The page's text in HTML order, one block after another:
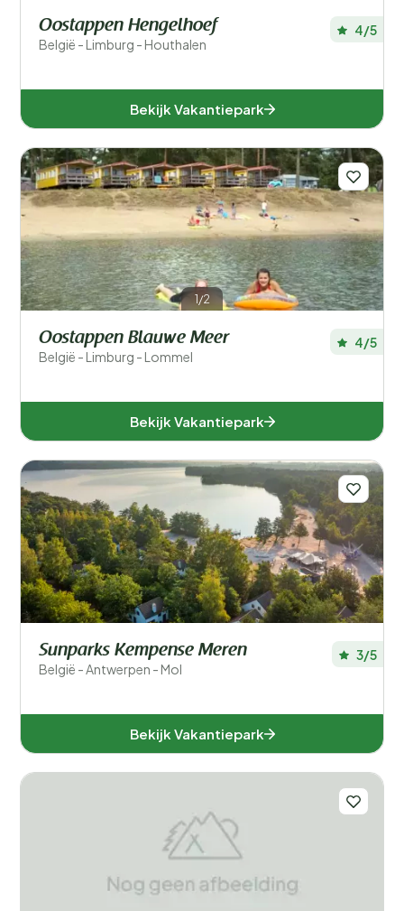
Oostappen Hengelhoef
België - Limburg - Houthalen
4/5
Bekijk Vakantiepark
1/2
Oostappen Blauwe Meer
België - Limburg - Lommel
4/5
Bekijk Vakantiepark
Sunparks Kempense Meren
België - Antwerpen - Mol
3/5
Bekijk Vakantiepark